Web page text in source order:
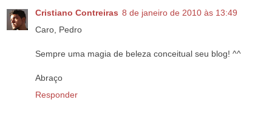
Cristiano Contreiras 8 de janeiro de 2010 às 13:49
Caro, Pedro
Sempre uma magia de beleza conceitual seu blog! ^^
Abraço
Responder